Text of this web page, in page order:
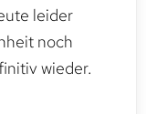
leider
noch
wieder.